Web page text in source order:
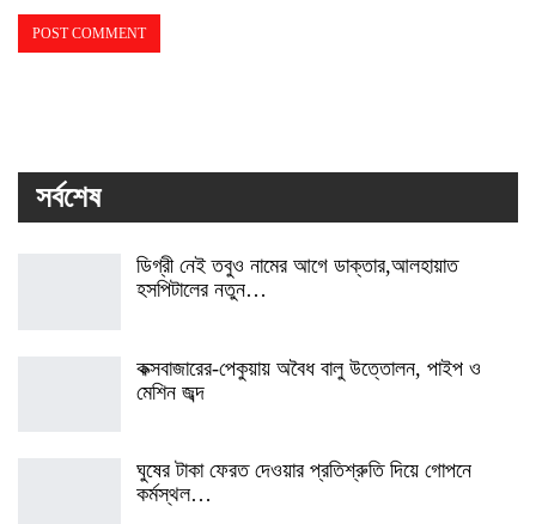
সর্বশেষ
ডিগ্রী নেই তবুও নামের আগে ডাক্তার,আলহায়াত
হসপিটালের নতুন…
কক্সবাজারের-পেকুয়ায় অবৈধ বালু উত্তোলন, পাইপ ও
মেশিন জব্দ
ঘুষের টাকা ফেরত দেওয়ার প্রতিশ্রুতি দিয়ে গোপনে
কর্মস্থল…